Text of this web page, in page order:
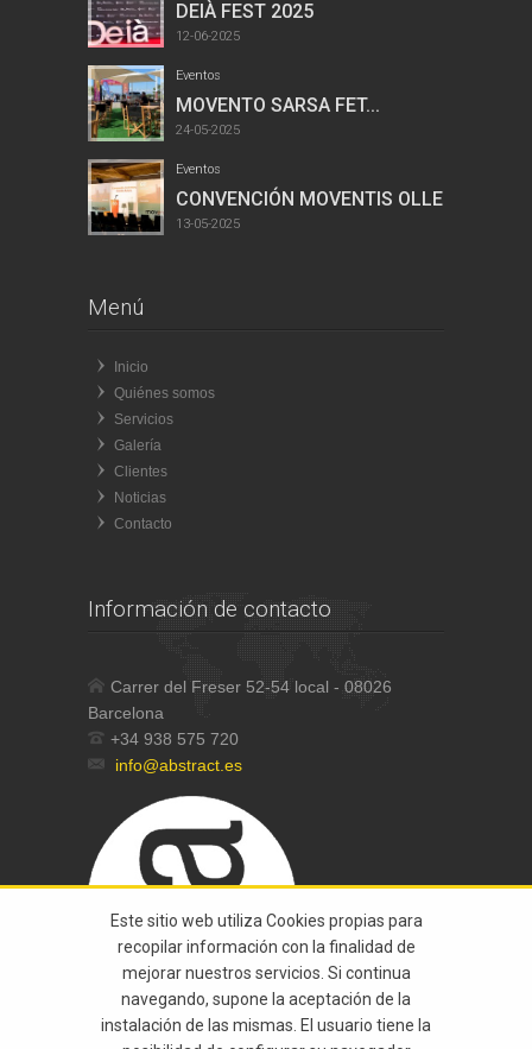
DEIÀ FEST 2025
12-06-2025
Eventos
MOVENTO SARSA FET...
24-05-2025
Eventos
CONVENCIÓN MOVENTIS OLLER...
13-05-2025
Menú
Inicio
Quiénes somos
Servicios
Galería
Clientes
Noticias
Contacto
Información de contacto
Carrer del Freser 52-54 local - 08026
Barcelona
+34 938 575 720
info@abstract.es
Este sitio web utiliza Cookies propias para
recopilar información con la finalidad de
mejorar nuestros servicios. Si continua
navegando, supone la aceptación de la
instalación de las mismas. El usuario tiene la